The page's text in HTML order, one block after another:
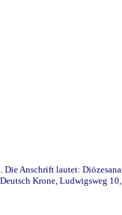
Anschrift lautet:
Krone, Ludwigsweg